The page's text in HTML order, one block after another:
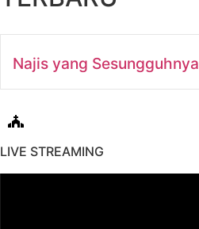
Najis yang Sesungguhnya
LIVE STREAMING